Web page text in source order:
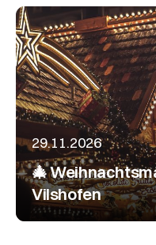
29.11.2026
🎄
Vilshofen